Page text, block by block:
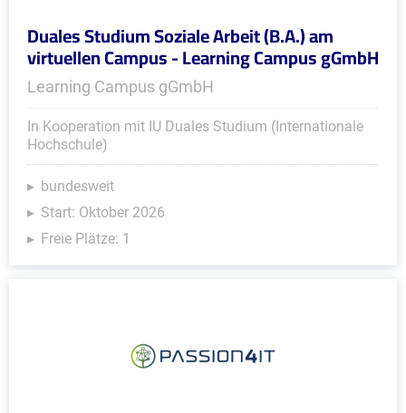
Duales Studium Soziale Arbeit (B.A.) am
virtuellen Campus - Learning Campus gGmbH
Learning Campus gGmbH
In Kooperation mit IU Duales Studium (Internationale
Hochschule)
bundesweit
Start: Oktober 2026
Freie Plätze: 1